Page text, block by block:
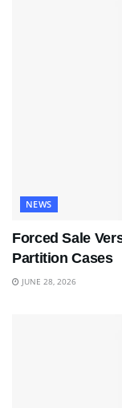
NEWS
Forced Sale
Partition Cases
JUNE 28, 2026